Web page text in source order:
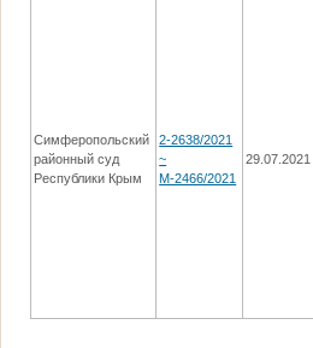
Симферопольский
районный суд
Республики Крым
2-2638/2021
~
М-2466/2021
29.07.2021